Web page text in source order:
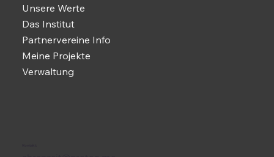
Unsere Werte
Das Institut
Partnervereine Info
Meine Projekte
Verwaltung